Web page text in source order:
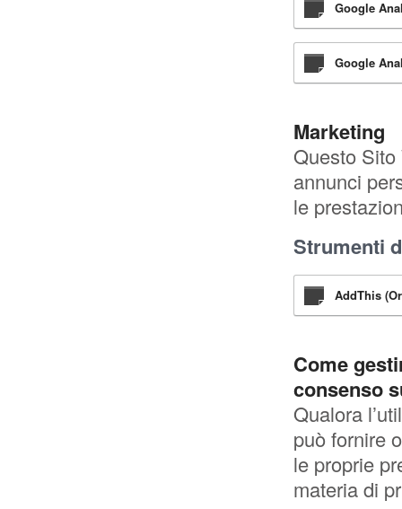
Google
Google
Marketing
Questo
annunci
le
Strumenti
AddThis
Come
consenso
Qualora
può fornire
le proprie
materia di